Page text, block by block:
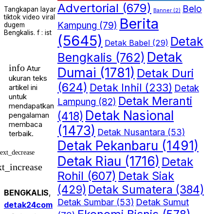
Tangkapan layar
tiktok video viral
dugem
Bengkalis. f : ist
info Atur
ukuran teks
artikel ini
untuk
mendapatkan
pengalaman
membaca
terbaik.
BENGKALIS,
detak24com
Advertorial (679) Banner (2) Belo
Kampung (79) Berita
(5645) Detak Babel (29) Detak
Bengkalis (762) Detak
Dumai (1781) Detak Duri
(624) Detak Inhil (233) Detak
Lampung (82) Detak Meranti
(418) Detak Nasional
(1473) Detak Nusantara (53)
Detak Pekanbaru (1491)
Detak Riau (1716) Detak
Rohil (607) Detak Siak
(429) Detak Sumatera (384)
Detak Sumbar (53) Detak Sumut